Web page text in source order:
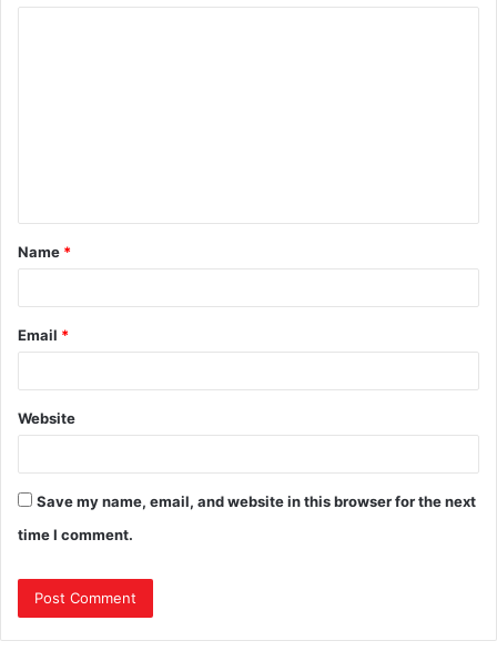
Name *
Email *
Website
Save my name, email, and website in this browser for the next
time I comment.